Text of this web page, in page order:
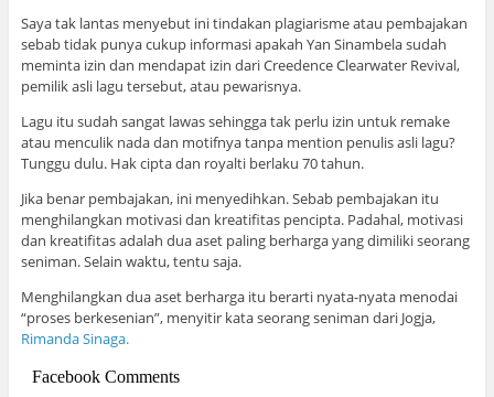
Saya tak lantas menyebut ini tindakan plagiarisme atau pembajakan
sebab tidak punya cukup informasi apakah Yan Sinambela sudah
meminta izin dan mendapat izin dari Creedence Clearwater Revival,
pemilik asli lagu tersebut, atau pewarisnya.
Lagu itu sudah sangat lawas sehingga tak perlu izin untuk remake
atau menculik nada dan motifnya tanpa mention penulis asli lagu?
Tunggu dulu. Hak cipta dan royalti berlaku 70 tahun.
Jika benar pembajakan, ini menyedihkan. Sebab pembajakan itu
menghilangkan motivasi dan kreatifitas pencipta. Padahal, motivasi
dan kreatifitas adalah dua aset paling berharga yang dimiliki seorang
seniman. Selain waktu, tentu saja.
Menghilangkan dua aset berharga itu berarti nyata-nyata menodai
“proses berkesenian”, menyitir kata seorang seniman dari Jogja,
Rimanda Sinaga.
Facebook Comments